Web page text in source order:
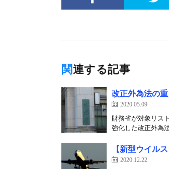
関連する記事
改正外為法の
2020.05.09
財務省が対象リス
強化した改正外為
【新型ウイル
2020.12.22